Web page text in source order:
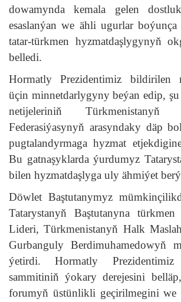
dowamynda kemala gelen
esaslanýan we ähli ugurlar
tatar-türkmen hyzmatdaşlygynyň
belledi.
Hormatly Prezidentimiz bildirilen
üçin minnetdarlygyny beýan edip, şu
netijeleriniň
Federasiýasynyň arasyndaky däp
pugtalandyrmaga hyzmat
Bu gatnaşyklarda ýurdumyz
bilen hyzmatdaşlyga uly ähmiýet
Döwlet Baştutanymyz
Tatarystanyň Baştutanyna
Lideri, Türkmenistanyň Halk
Gurbanguly Berdimuhamedowyň
ýetirdi. Hormatly
sammitiniň ýokary derejesini
forumyň üstünlikli geçirilmegini we